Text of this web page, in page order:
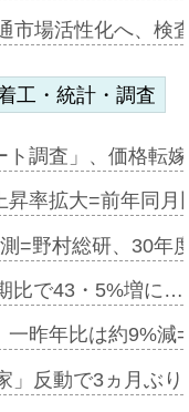
市場活性化へ、検
工・統計・調査
ト調査」、価格転
昇率拡大=前年同
=野村総研、30年
比で43・5%増に…
一昨年比は約9%
」反動で3ヵ月ぶ